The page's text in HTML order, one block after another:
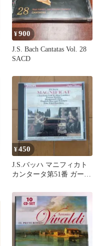
¥900
J.S. Bach Cantatas Vol. 28
SACD
¥450
J.S.バッハ マニフィカト
カンタータ第51番 ガーデ